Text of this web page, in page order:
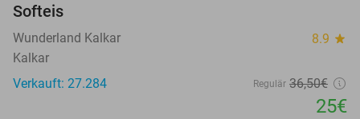
Softeis
Wunderland Kalkar 8.9 star
Kalkar
Verkauft: 27.284
Regulär 36,50€
25€